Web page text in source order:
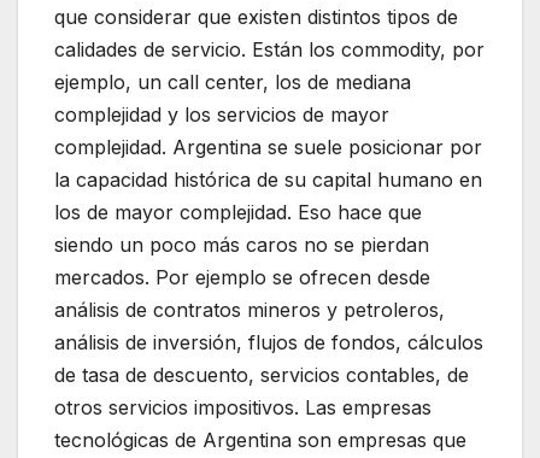
que considerar que existen distintos tipos de
calidades de servicio. Están los commodity, por
ejemplo, un call center, los de mediana
complejidad y los servicios de mayor
complejidad. Argentina se suele posicionar por
la capacidad histórica de su capital humano en
los de mayor complejidad. Eso hace que
siendo un poco más caros no se pierdan
mercados. Por ejemplo se ofrecen desde
análisis de contratos mineros y petroleros,
análisis de inversión, flujos de fondos, cálculos
de tasa de descuento, servicios contables, de
otros servicios impositivos. Las empresas
tecnológicas de Argentina son empresas que